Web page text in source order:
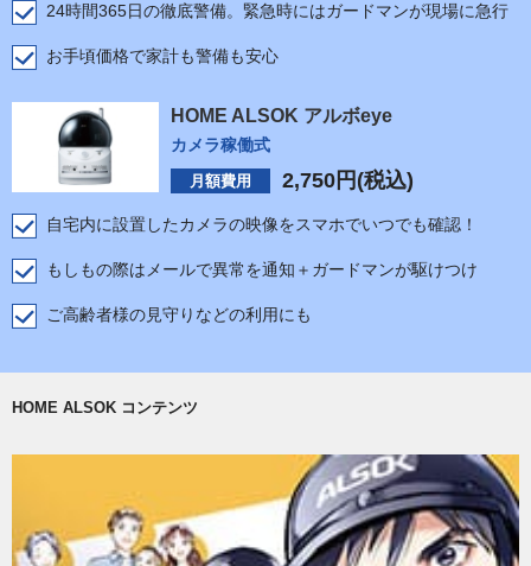
24時間365日の徹底警備。緊急時にはガードマンが現場に急行
お手頃価格で家計も警備も安心
HOME ALSOK アルボeye
カメラ稼働式
月額費用 2,750 円(税込)
自宅内に設置したカメラの映像をスマホでいつでも確認！
もしもの際はメールで異常を通知＋ガードマンが駆けつけ
ご高齢者様の見守りなどの利用にも
HOME ALSOK コンテンツ